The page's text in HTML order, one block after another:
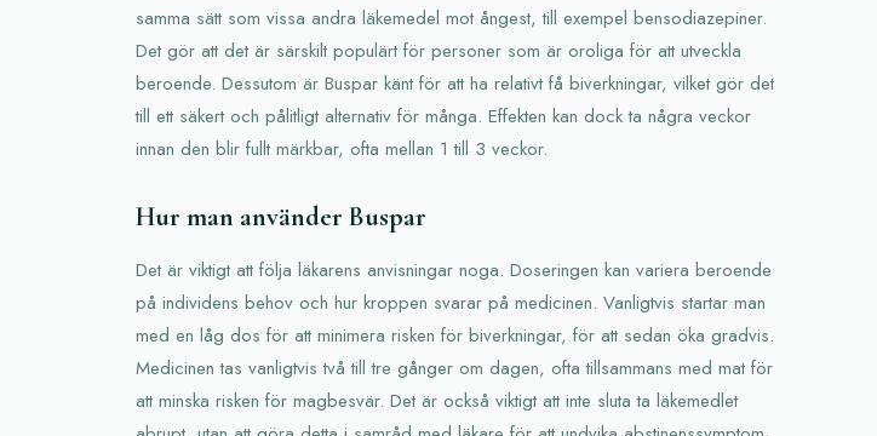
samma sätt som vissa andra läkemedel mot ångest, till exempel bensodiazepiner.
Det gör att det är särskilt populärt för personer som är oroliga för att utveckla
beroende. Dessutom är Buspar känt för att ha relativt få biverkningar, vilket gör det
till ett säkert och pålitligt alternativ för många. Effekten kan dock ta några veckor
innan den blir fullt märkbar, ofta mellan 1 till 3 veckor.
Hur man använder Buspar
Det är viktigt att följa läkarens anvisningar noga. Doseringen kan variera beroende
på individens behov och hur kroppen svarar på medicinen. Vanligtvis startar man
med en låg dos för att minimera risken för biverkningar, för att sedan öka gradvis.
Medicinen tas vanligtvis två till tre gånger om dagen, ofta tillsammans med mat för
att minska risken för magbesvär. Det är också viktigt att inte sluta ta läkemedlet